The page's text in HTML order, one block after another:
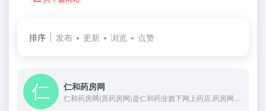
排序 发布 更新 浏览 点赞
仁和药房网